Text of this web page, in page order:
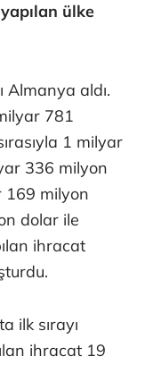
ülke
Almanya aldı.
781
1 milyar
336 milyon
169 milyon
dolar ile
ihracat
ilk sırayı
ihracat 19